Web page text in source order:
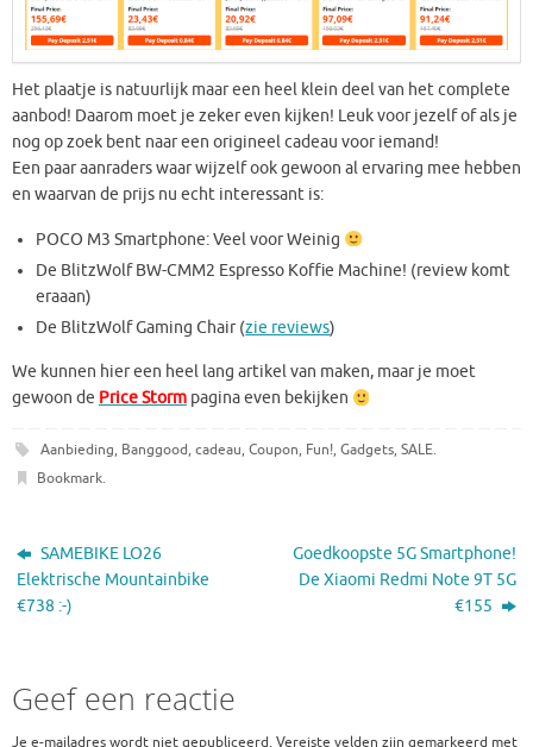
Het plaatje is natuurlijk maar een heel klein deel van het complete
aanbod! Daarom moet je zeker even kijken! Leuk voor jezelf of als je
nog op zoek bent naar een origineel cadeau voor iemand!
Een paar aanraders waar wijzelf ook gewoon al ervaring mee hebben
en waarvan de prijs nu echt interessant is:
POCO M3 Smartphone: Veel voor Weinig
De BlitzWolf BW-CMM2 Espresso Koffie Machine! (review komt
eraaan)
De BlitzWolf Gaming Chair (zie reviews)
We kunnen hier een heel lang artikel van maken, maar je moet
gewoon de Price Storm pagina even bekijken
Aanbieding, Banggood, cadeau, Coupon, Fun!, Gadgets, SALE.
Bookmark.
SAMEBIKE LO26
Elektrische Mountainbike
€738 :-)
Goedkoopste 5G Smartphone!
De Xiaomi Redmi Note 9T 5G
€155
Geef een reactie
Je e-mailadres wordt niet gepubliceerd. Vereiste velden zijn gemarkeerd met